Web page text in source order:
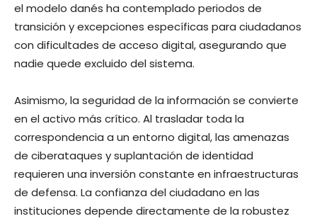
el modelo danés ha contemplado periodos de
transición y excepciones específicas para ciudadanos
con dificultades de acceso digital, asegurando que
nadie quede excluido del sistema.
Asimismo, la seguridad de la información se convierte
en el activo más crítico. Al trasladar toda la
correspondencia a un entorno digital, las amenazas
de ciberataques y suplantación de identidad
requieren una inversión constante en infraestructuras
de defensa. La confianza del ciudadano en las
instituciones depende directamente de la robustez